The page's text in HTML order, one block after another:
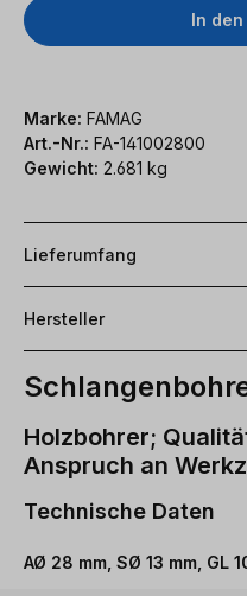
In
Marke: FAMAG
Art.-Nr.: FA-141002800
Gewicht: 2.681 kg
Lieferumfang
Hersteller
Holzbohrer;
Anspruch an
Technische Daten
AØ 28 mm, SØ 13 mm, GL